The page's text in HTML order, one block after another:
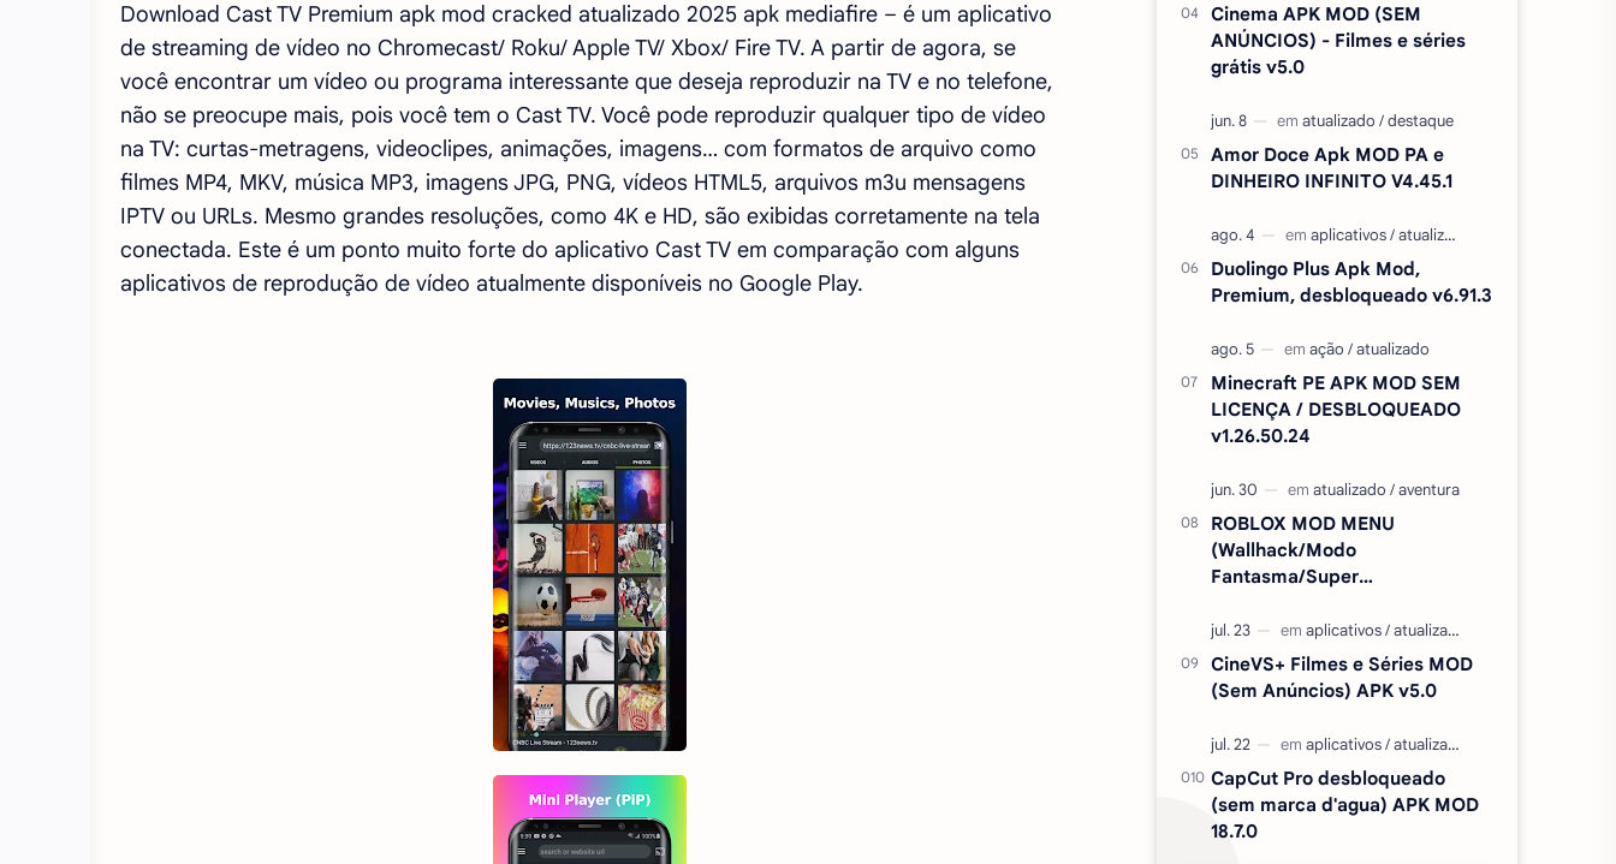
Download Cast TV Premium apk mod cracked atualizado 2025 apk mediafire – é um aplicativo
de streaming de vídeo no Chromecast/ Roku/ Apple TV/ Xbox/ Fire TV. A partir de agora, se
você encontrar um vídeo ou programa interessante que deseja reproduzir na TV e no telefone,
não se preocupe mais, pois você tem o Cast TV. Você pode reproduzir qualquer tipo de vídeo
na TV: curtas-metragens, videoclipes, animações, imagens… com formatos de arquivo como
filmes MP4, MKV, música MP3, imagens JPG, PNG, vídeos HTML5, arquivos m3u mensagens
IPTV ou URLs. Mesmo grandes resoluções, como 4K e HD, são exibidas corretamente na tela
conectada. Este é um ponto muito forte do aplicativo Cast TV em comparação com alguns
aplicativos de reprodução de vídeo atualmente disponíveis no Google Play.
Cinema APK MOD (SEM
ANÚNCIOS) - Filmes e séries
grátis v5.0
Amor Doce Apk MOD PA e
DINHEIRO INFINITO V4.45.1
Duolingo Plus Apk Mod,
Premium, desbloqueado v6.91.3
Minecraft PE APK MOD SEM
LICENÇA / DESBLOQUEADO
v1.26.50.24
ROBLOX MOD MENU
(Wallhack/Modo
Fantasma/Super
CineVS+ Filmes e Séries MOD
(Sem Anúncios) APK v5.0
CapCut Pro desbloqueado
(sem marca d'agua) APK MOD
18.7.0